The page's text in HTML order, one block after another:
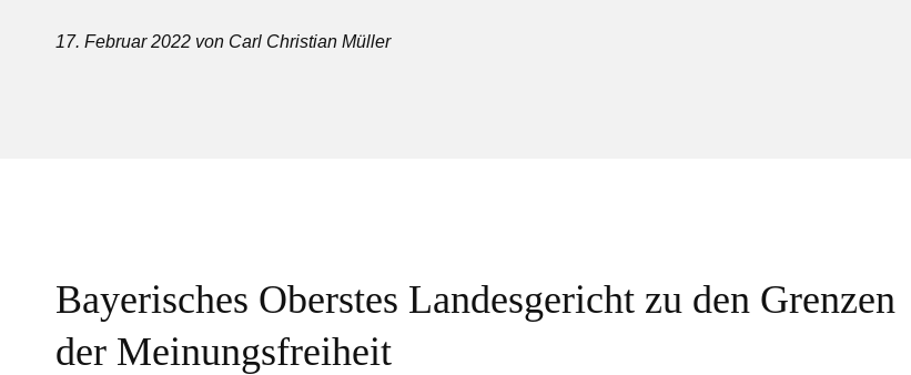
17. Februar 2022 von Carl Christian Müller
Bayerisches Oberstes Landesgericht zu den Grenzen
der Meinungsfreiheit